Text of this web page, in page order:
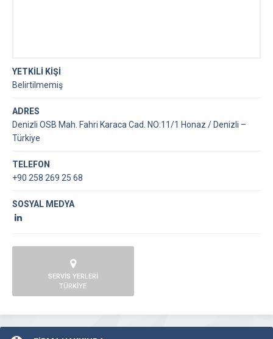
YETKİLİ KİŞİ
Belirtilmemiş
ADRES
Denizli OSB Mah. Fahri Karaca Cad. NO:11/1 Honaz / Denizli –
Türkiye
TELEFON
+90 258 269 25 68
SOSYAL MEDYA
SERVİS YERLERİ
TÜRKİYE